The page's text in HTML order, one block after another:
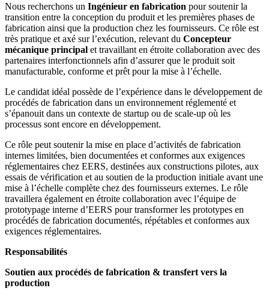
Nous recherchons un Ingénieur en fabrication pour soutenir la
transition entre la conception du produit et les premières phases de
fabrication ainsi que la production chez les fournisseurs. Ce rôle est
très pratique et axé sur l’exécution, relevant du Concepteur
mécanique principal et travaillant en étroite collaboration avec des
partenaires interfonctionnels afin d’assurer que le produit soit
manufacturable, conforme et prêt pour la mise à l’échelle.
Le candidat idéal possède de l’expérience dans le développement de
procédés de fabrication dans un environnement réglementé et
s’épanouit dans un contexte de startup ou de scale-up où les
processus sont encore en développement.
Ce rôle peut soutenir la mise en place d’activités de fabrication
internes limitées, bien documentées et conformes aux exigences
réglementaires chez EERS, destinées aux constructions pilotes, aux
essais de vérification et au soutien de la production initiale avant une
mise à l’échelle complète chez des fournisseurs externes. Le rôle
travaillera également en étroite collaboration avec l’équipe de
prototypage interne d’EERS pour transformer les prototypes en
procédés de fabrication documentés, répétables et conformes aux
exigences réglementaires.
Responsabilités
Soutien aux procédés de fabrication & transfert vers la
production